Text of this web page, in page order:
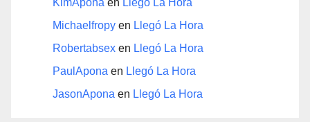
KimApona en Llegó La Hora
Michaelfropy en Llegó La Hora
Robertabsex en Llegó La Hora
PaulApona en Llegó La Hora
JasonApona en Llegó La Hora